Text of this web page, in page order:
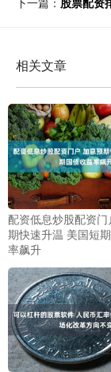
相关文章
配资低息炒股配资门
期快速升温 美国短
率飙升